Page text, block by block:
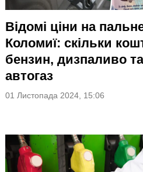
Відомі ціни на
Коломиї: скільки
бензин, дизпаливо та
автогаз
01 Листопада 2024, 15:06